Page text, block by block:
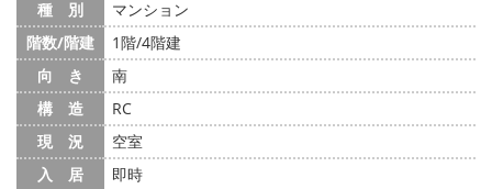
種 別
マンション
階数/階建
1階/4階建
向 き
南
構 造
RC
現 況
空室
入 居
即時